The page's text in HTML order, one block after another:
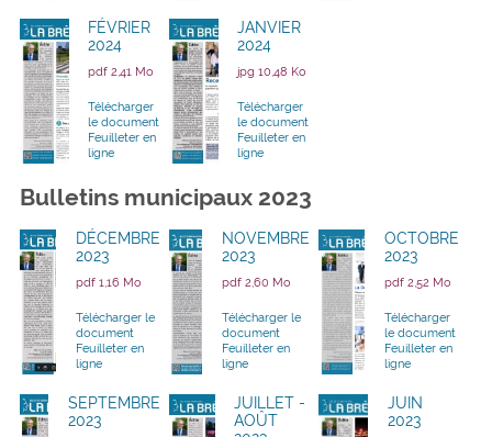
FÉVRIER
2024
pdf 2,41 Mo
Télécharger
le document
Feuilleter en
ligne
JANVIER
2024
jpg 10,48 Ko
Télécharger
le document
Feuilleter en
ligne
Bulletins municipaux 2023
DÉCEMBRE
2023
pdf 1,16 Mo
Télécharger le
document
Feuilleter en
ligne
NOVEMBRE
2023
pdf 2,60 Mo
Télécharger le
document
Feuilleter en
ligne
OCTOBRE
2023
pdf 2,52 Mo
Télécharger
le document
Feuilleter en
ligne
SEPTEMBRE
2023
JUILLET -
AOÛT
JUIN
2023